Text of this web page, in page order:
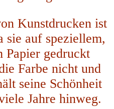
Kunstdrucken ist
auf speziellem,
Papier gedruckt
Farbe nicht und
seine Schönheit
Jahre hinweg.